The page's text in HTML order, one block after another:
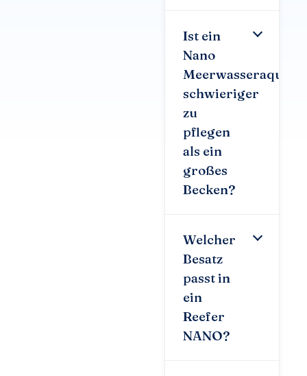
Ist ein
Nano
schwieriger
zu
pflegen
als ein
großes
Becken?
Welcher
Besatz
passt in
ein
Reefer
NANO?